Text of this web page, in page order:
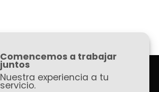
Comencemos a trabajar
juntos
Nuestra experiencia a tu
servicio.